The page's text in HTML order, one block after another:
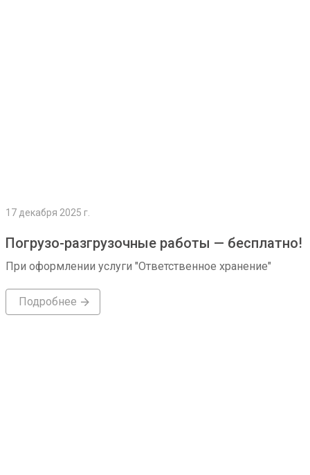
17 декабря 2025 г.
Погрузо-разгрузочные работы — бесплатно!
При оформлении услуги "Ответственное хранение"
Подробнее